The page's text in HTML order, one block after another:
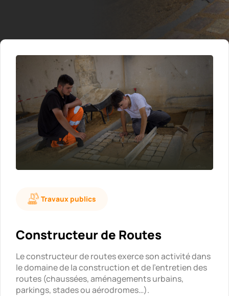
Travaux publics
Constructeur de Routes
Le constructeur de routes exerce son activité dans
le domaine de la construction et de l’entretien des
routes (chaussées, aménagements urbains,
parkings, stades ou aérodromes…).